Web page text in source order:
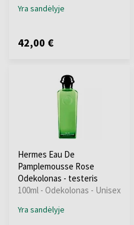
Yra sandėlyje
42,00 €
Hermes Eau De
Pamplemousse Rose
Odekolonas - testeris
100ml - Odekolonas - Unisex
Yra sandėlyje